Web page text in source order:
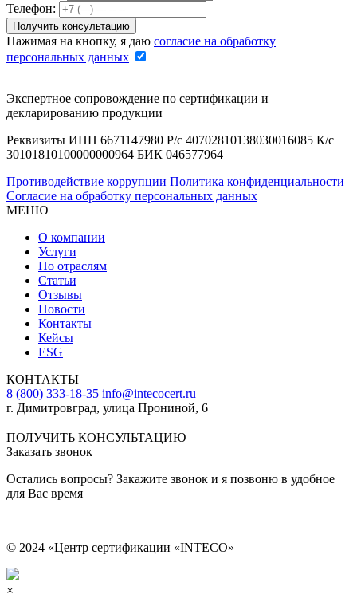
Телефон:
Нажимая на кнопку, я даю согласие на обработку
персональных данных
Экспертное сопровождение по сертификации и
декларированию продукции
Реквизиты ИНН 6671147980 Р/с 40702810138030016085 К/с
30101810100000000964 БИК 046577964
Противодействие коррупции Политика конфиденциальности
Согласие на обработку персональных данных
МЕНЮ
О компании
Услуги
По отраслям
Статьи
Отзывы
Новости
Контакты
Кейсы
ESG
КОНТАКТЫ
8 (800) 333-18-35 info@intecocert.ru
г. Димитровград, улица Прониной, 6
ПОЛУЧИТЬ КОНСУЛЬТАЦИЮ
Заказать звонок
Остались вопросы? Закажите звонок и я позвоню в удобное
для Вас время
© 2024 «Центр сертификации «INTECO»
×